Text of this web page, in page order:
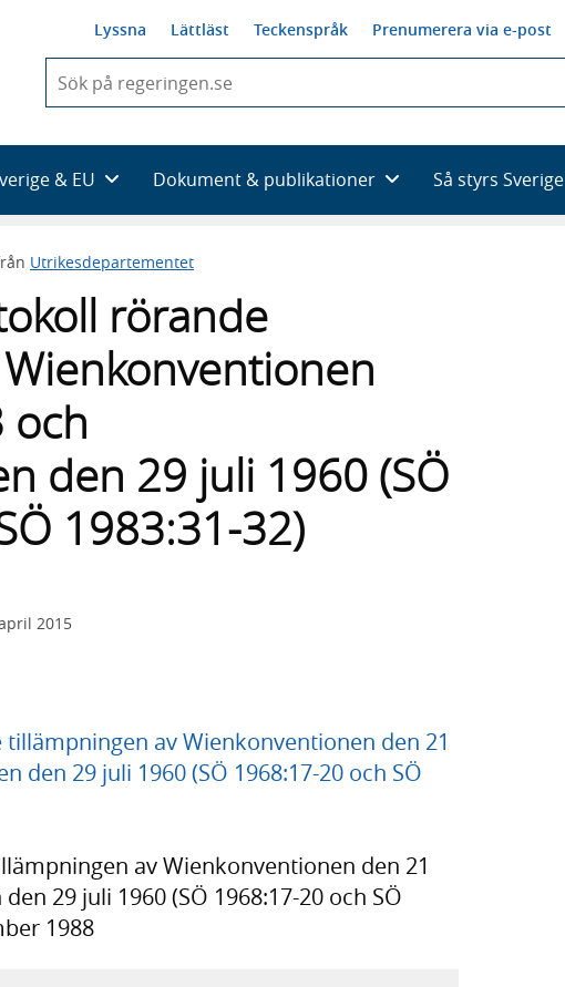
Lyssna Lättläst Teckenspråk Prenumerera via e-post
du
skriva
framträder
en
med
& EU Dokument & publikationer Så styrs Sverige
Utrikesdepartementet
rörande
och
den 29 juli 1960 (SÖ
1983:31-32)
2015
av Wienkonventionen den 21
den 29 juli 1960 (SÖ 1968:17-20 och SÖ
av Wienkonventionen den 21
29 juli 1960 (SÖ 1968:17-20 och SÖ
1988